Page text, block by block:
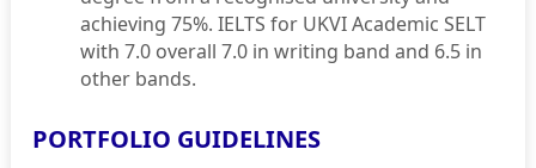
achieving 75%. IELTS for UKVI Academic SELT
with 7.0 overall 7.0 in writing band and 6.5 in
other bands.
PORTFOLIO GUIDELINES